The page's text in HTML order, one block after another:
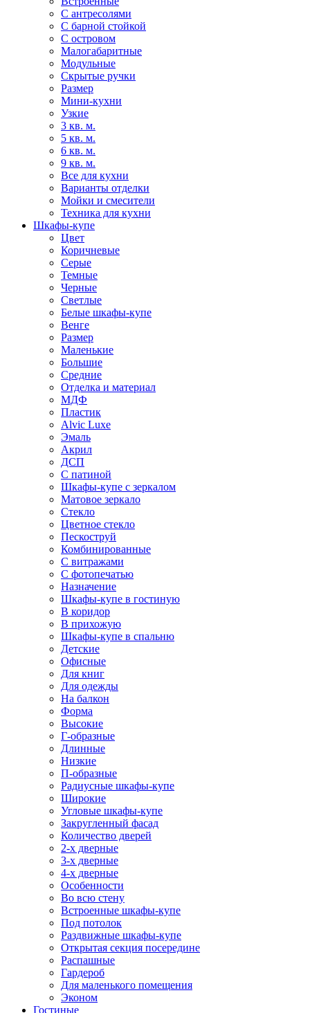
С антресолями
С барной стойкой
С островом
Малогабаритные
Модульные
Скрытые ручки
Размер
Мини-кухни
Узкие
3 кв. м.
5 кв. м.
6 кв. м.
9 кв. м.
Все для кухни
Варианты отделки
Мойки и смесители
Техника для кухни
Шкафы-купе
Цвет
Коричневые
Серые
Темные
Черные
Светлые
Белые шкафы-купе
Венге
Размер
Маленькие
Большие
Средние
Отделка и материал
МДФ
Пластик
Alvic Luxe
Эмаль
Акрил
ДСП
С патиной
Шкафы-купе с зеркалом
Матовое зеркало
Стекло
Цветное стекло
Пескоструй
Комбинированные
С витражами
С фотопечатью
Назначение
Шкафы-купе в гостиную
В коридор
В прихожую
Шкафы-купе в спальню
Детские
Офисные
Для книг
Для одежды
На балкон
Форма
Высокие
Г-образные
Длинные
Низкие
П-образные
Радиусные шкафы-купе
Широкие
Угловые шкафы-купе
Закругленный фасад
Количество дверей
2-х дверные
3-х дверные
4-х дверные
Особенности
Во всю стену
Встроенные шкафы-купе
Под потолок
Раздвижные шкафы-купе
Открытая секция посередине
Распашные
Гардероб
Для маленького помещения
Эконом
Гостиные